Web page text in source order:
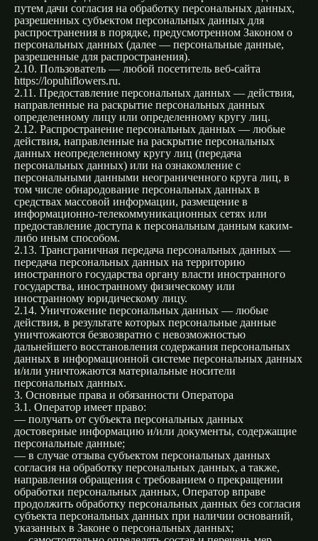
путем дачи согласия на обработку персональных данных,
разрешенных субъектом персональных данных для
распространения в порядке, предусмотренном Законом о
персональных данных (далее — персональные данные,
разрешенные для распространения).
2.10. Пользователь — любой посетитель веб-сайта
https://lopuhiflowers.ru.
2.11. Предоставление персональных данных — действия,
направленные на раскрытие персональных данных
определенному лицу или определенному кругу лиц.
2.12. Распространение персональных данных — любые
действия, направленные на раскрытие персональных
данных неопределенному кругу лиц (передача
персональных данных) или на ознакомление с
персональными данными неограниченного круга лиц, в
том числе обнародование персональных данных в
средствах массовой информации, размещение в
информационно-телекоммуникационных сетях или
предоставление доступа к персональным данным каким-
либо иным способом.
2.13. Трансграничная передача персональных данных —
передача персональных данных на территорию
иностранного государства органу власти иностранного
государства, иностранному физическому или
иностранному юридическому лицу.
2.14. Уничтожение персональных данных — любые
действия, в результате которых персональные данные
уничтожаются безвозвратно с невозможностью
дальнейшего восстановления содержания персональных
данных в информационной системе персональных данных
и/или уничтожаются материальные носители
персональных данных.
3. Основные права и обязанности Оператора
3.1. Оператор имеет право:
— получать от субъекта персональных данных
достоверные информацию и/или документы, содержащие
персональные данные;
— в случае отзыва субъектом персональных данных
согласия на обработку персональных данных, а также,
направления обращения с требованием о прекращении
обработки персональных данных, Оператор вправе
продолжить обработку персональных данных без согласия
субъекта персональных данных при наличии оснований,
указанных в Законе о персональных данных;